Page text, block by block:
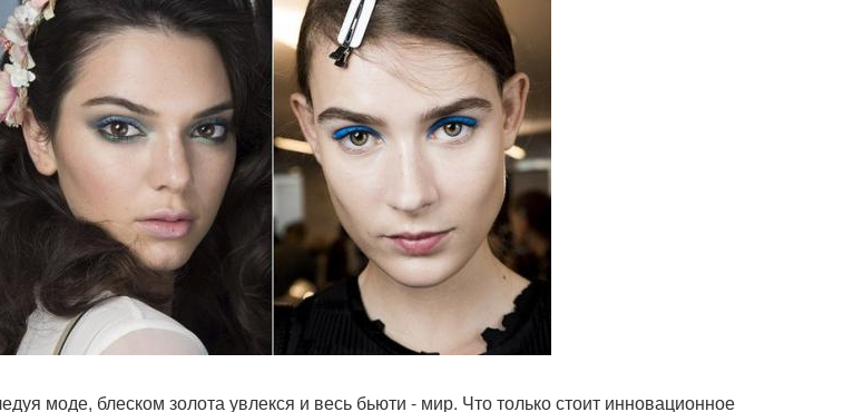
моде, блеском золота увлекся и весь бьюти - мир. Что только стоит инновационное